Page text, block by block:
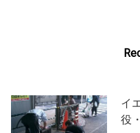
イ
役